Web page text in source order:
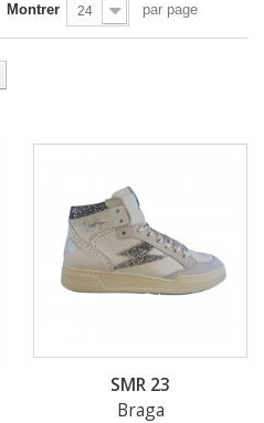
Montrer 24 par page
SMR 23
Braga